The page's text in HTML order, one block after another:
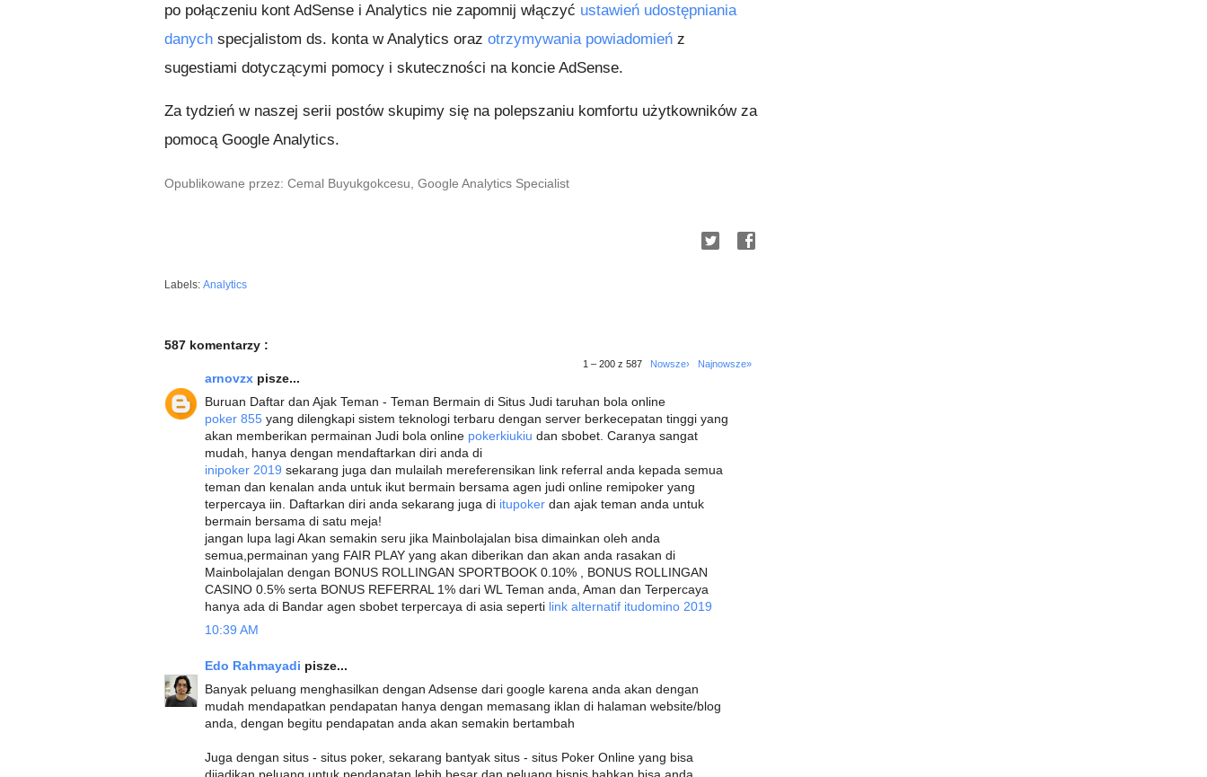
po połączeniu kont AdSense i Analytics nie zapomnij włączyć ustawień udostępniania
danych specjalistom ds. konta w Analytics oraz otrzymywania powiadomień z
sugestiami dotyczącymi pomocy i skuteczności na koncie AdSense.
Za tydzień w naszej serii postów skupimy się na polepszaniu komfortu użytkowników za
pomocą Google Analytics.
Opublikowane przez: Cemal Buyukgokcesu, Google Analytics Specialist
Labels: Analytics
587 komentarzy :
1 – 200 z 587 Nowsze› Najnowsze»
arnovzx pisze...
Buruan Daftar dan Ajak Teman - Teman Bermain di Situs Judi taruhan bola online
poker 855 yang dilengkapi sistem teknologi terbaru dengan server berkecepatan tinggi yang
akan memberikan permainan Judi bola online pokerkiukiu dan sbobet. Caranya sangat
mudah, hanya dengan mendaftarkan diri anda di
inipoker 2019 sekarang juga dan mulailah mereferensikan link referral anda kepada semua
teman dan kenalan anda untuk ikut bermain bersama agen judi online remipoker yang
terpercaya iin. Daftarkan diri anda sekarang juga di itupoker dan ajak teman anda untuk
bermain bersama di satu meja!
jangan lupa lagi Akan semakin seru jika Mainbolajalan bisa dimainkan oleh anda
semua,permainan yang FAIR PLAY yang akan diberikan dan akan anda rasakan di
Mainbolajalan dengan BONUS ROLLINGAN SPORTBOOK 0.10% , BONUS ROLLINGAN
CASINO 0.5% serta BONUS REFERRAL 1% dari WL Teman anda, Aman dan Terpercaya
hanya ada di Bandar agen sbobet terpercaya di asia seperti link alternatif itudomino 2019
10:39 AM
Edo Rahmayadi pisze...
Banyak peluang menghasilkan dengan Adsense dari google karena anda akan dengan
mudah mendapatkan pendapatan hanya dengan memasang iklan di halaman website/blog
anda, dengan begitu pendapatan anda akan semakin bertambah
Juga dengan situs - situs poker, sekarang bantyak situs - situs Poker Online yang bisa